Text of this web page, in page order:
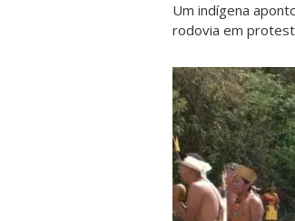
Um indígena
rodovia em